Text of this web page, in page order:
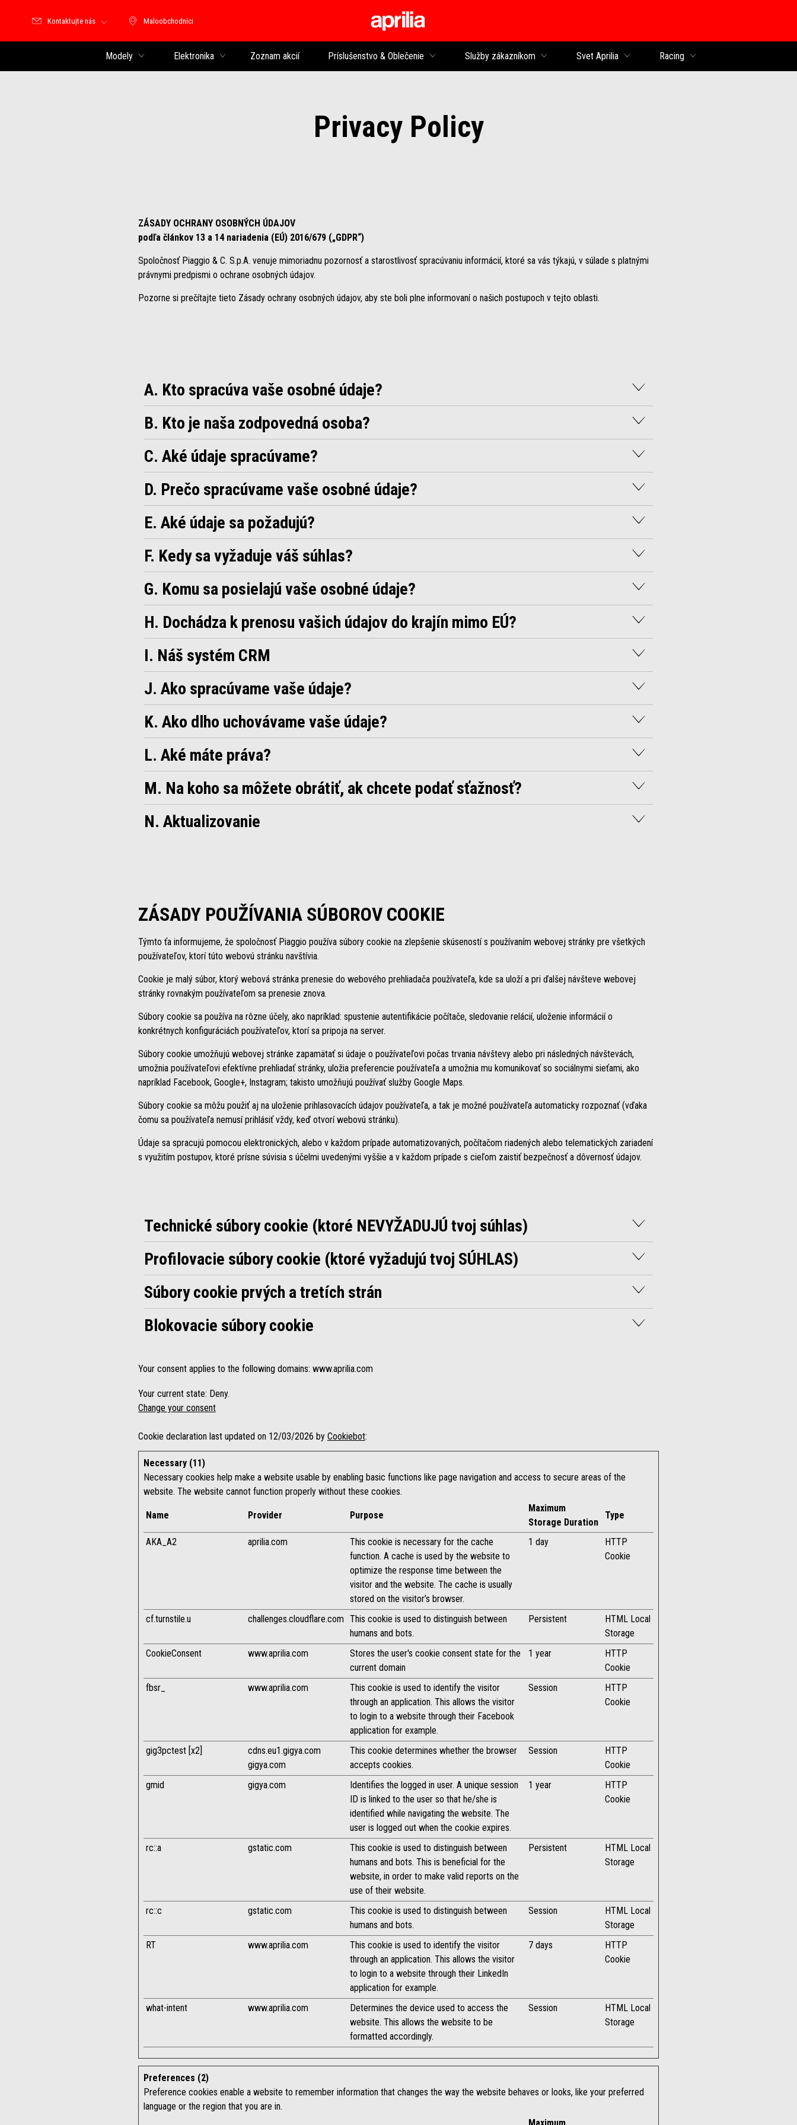
Maloobchodníci
Maloobchodníci
Kontaktujte nás
Modely Elektronika Zoznam akcií Príslušenstvo & Oblečenie Služby zákazníkom Svet Aprilia Racing
Privacy Policy
ZÁSADY OCHRANY OSOBNÝCH ÚDAJOV
podľa článkov 13 a 14 nariadenia (EÚ) 2016/679 („GDPR“)
Spoločnosť Piaggio & C. S.p.A. venuje mimoriadnu pozornosť a starostlivosť spracúvaniu informácií, ktoré sa vás týkajú, v súlade s platnými
právnymi predpismi o ochrane osobných údajov.
Pozorne si prečítajte tieto Zásady ochrany osobných údajov, aby ste boli plne informovaní o našich postupoch v tejto oblasti.
A. Kto spracúva vaše osobné údaje?
B. Kto je naša zodpovedná osoba?
C. Aké údaje spracúvame?
D. Prečo spracúvame vaše osobné údaje?
E. Aké údaje sa požadujú?
F. Kedy sa vyžaduje váš súhlas?
G. Komu sa posielajú vaše osobné údaje?
H. Dochádza k prenosu vašich údajov do krajín mimo EÚ?
I. Náš systém CRM
J. Ako spracúvame vaše údaje?
K. Ako dlho uchovávame vaše údaje?
L. Aké máte práva?
M. Na koho sa môžete obrátiť, ak chcete podať sťažnosť?
N. Aktualizovanie
ZÁSADY POUŽÍVANIA SÚBOROV COOKIE
Týmto ťa informujeme, že spoločnosť Piaggio používa súbory cookie na zlepšenie skúseností s používaním webovej stránky pre všetkých
používateľov, ktorí túto webovú stránku navštívia.
Cookie je malý súbor, ktorý webová stránka prenesie do webového prehliadača používateľa, kde sa uloží a pri ďalšej návšteve webovej
stránky rovnakým používateľom sa prenesie znova.
Súbory cookie sa používa na rôzne účely, ako napríklad: spustenie autentifikácie počítače, sledovanie relácií, uloženie informácií o
konkrétnych konfiguráciách používateľov, ktorí sa pripoja na server.
Súbory cookie umožňujú webovej stránke zapamätať si údaje o používateľovi počas trvania návštevy alebo pri následných návštevách,
umožnia používateľovi efektívne prehliadať stránky, uložia preferencie používateľa a umožnia mu komunikovať so sociálnymi sieťami, ako
napríklad Facebook, Google+, Instagram; takisto umožňujú používať služby Google Maps.
Súbory cookie sa môžu použiť aj na uloženie prihlasovacích údajov používateľa, a tak je možné používateľa automaticky rozpoznať (vďaka
čomu sa používateľa nemusí prihlásiť vždy, keď otvorí webovú stránku).
Údaje sa spracujú pomocou elektronických, alebo v každom prípade automatizovaných, počítačom riadených alebo telematických zariadení
s využitím postupov, ktoré prísne súvisia s účelmi uvedenými vyššie a v každom prípade s cieľom zaistiť bezpečnosť a dôvernosť údajov.
Technické súbory cookie (ktoré NEVYŽADUJÚ tvoj súhlas)
Profilovacie súbory cookie (ktoré vyžadujú tvoj SÚHLAS)
Súbory cookie prvých a tretích strán
Blokovacie súbory cookie
Your consent applies to the following domains: www.aprilia.com
Your current state: Deny.
Change your consent
Cookie declaration last updated on 12/03/2026 by Cookiebot:
Necessary (11)
Necessary cookies help make a website usable by enabling basic functions like page navigation and access to secure areas of the
website. The website cannot function properly without these cookies.
Name Provider Purpose
Maximum
Storage Duration
Type
AKA_A2 aprilia.com
This cookie is necessary for the cache
function. A cache is used by the website to
optimize the response time between the
visitor and the website. The cache is usually
stored on the visitor’s browser.
1 day
HTTP
Cookie
cf.turnstile.u challenges.cloudflare.com This cookie is used to distinguish between
humans and bots.
Persistent
HTML Local
Storage
CookieConsent
www.aprilia.com
Stores the user's cookie consent state for the
current domain
1 year
HTTP
Cookie
fbsr_
www.aprilia.com
This cookie is used to identify the visitor
through an application. This allows the visitor
to login to a website through their Facebook
application for example.
Session
HTTP
Cookie
gig3pctest [x2]
cdns.eu1.gigya.com
gigya.com
This cookie determines whether the browser
accepts cookies.
Session
HTTP
Cookie
gmid
gigya.com
Identifies the logged in user. A unique session
ID is linked to the user so that he/she is
identified while navigating the website. The
user is logged out when the cookie expires.
1 year
HTTP
Cookie
rc::a gstatic.com
This cookie is used to distinguish between
humans and bots. This is beneficial for the
website, in order to make valid reports on the
use of their website.
Persistent
HTML Local
Storage
rc::c gstatic.com
This cookie is used to distinguish between
humans and bots.
Session
HTML Local
Storage
RT
www.aprilia.com
This cookie is used to identify the visitor
through an application. This allows the visitor
to login to a website through their LinkedIn
application for example.
7 days
HTTP
Cookie
what-intent www.aprilia.com
Determines the device used to access the
website. This allows the website to be
formatted accordingly.
Session
HTML Local
Storage
Preferences (2)
Preference cookies enable a website to remember information that changes the way the website behaves or looks, like your preferred
language or the region that you are in.